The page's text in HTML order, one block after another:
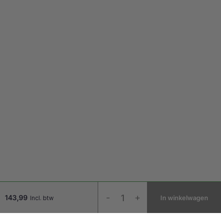
143,99 Incl. btw
Deluxe
- + In winkelwagen